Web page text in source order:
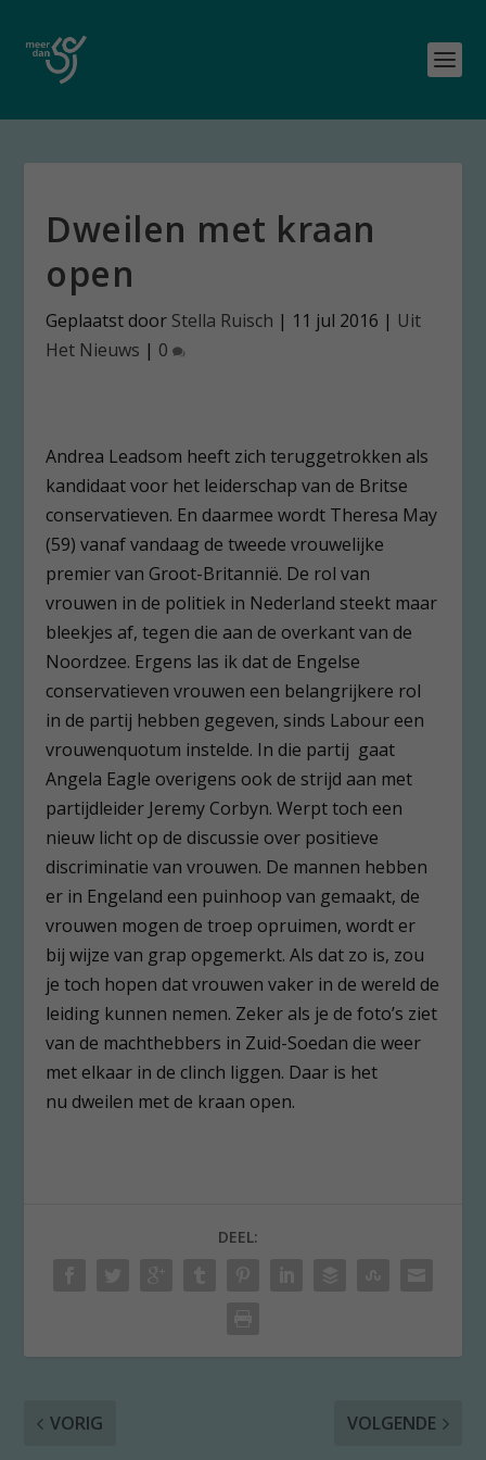
Dweilen met kraan
open
Geplaatst door Stella Ruisch | 11 jul 2016 | Uit
Het Nieuws | 0
Andrea Leadsom heeft zich teruggetrokken als
kandidaat voor het leiderschap van de Britse
conservatieven. En daarmee wordt Theresa May
(59) vanaf vandaag de tweede vrouwelijke
premier van Groot-Britannië. De rol van
vrouwen in de politiek in Nederland steekt maar
bleekjes af, tegen die aan de overkant van de
Noordzee. Ergens las ik dat de Engelse
conservatieven vrouwen een belangrijkere rol
in de partij hebben gegeven, sinds Labour een
vrouwenquotum instelde. In die partij gaat
Angela Eagle overigens ook de strijd aan met
partijdleider Jeremy Corbyn. Werpt toch een
nieuw licht op de discussie over positieve
discriminatie van vrouwen. De mannen hebben
er in Engeland een puinhoop van gemaakt, de
vrouwen mogen de troep opruimen, wordt er
bij wijze van grap opgemerkt. Als dat zo is, zou
je toch hopen dat vrouwen vaker in de wereld de
leiding kunnen nemen. Zeker als je de foto’s ziet
van de machthebbers in Zuid-Soedan die weer
met elkaar in de clinch liggen. Daar is het
nu dweilen met de kraan open.
DEEL:
VORIG VOLGENDE